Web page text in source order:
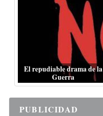
El repudiable drama de la
Guerra
PUBLICIDAD